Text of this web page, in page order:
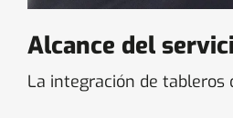
Alcance del
La integración de tableros